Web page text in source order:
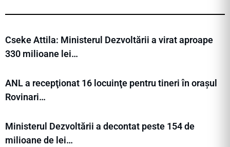
Cseke Attila: Ministerul Dezvoltării a virat aproape
330 milioane lei…
ANL a recepţionat 16 locuinţe pentru tineri în orașul
Rovinari…
Ministerul Dezvoltării a decontat peste 154 de
milioane de lei…